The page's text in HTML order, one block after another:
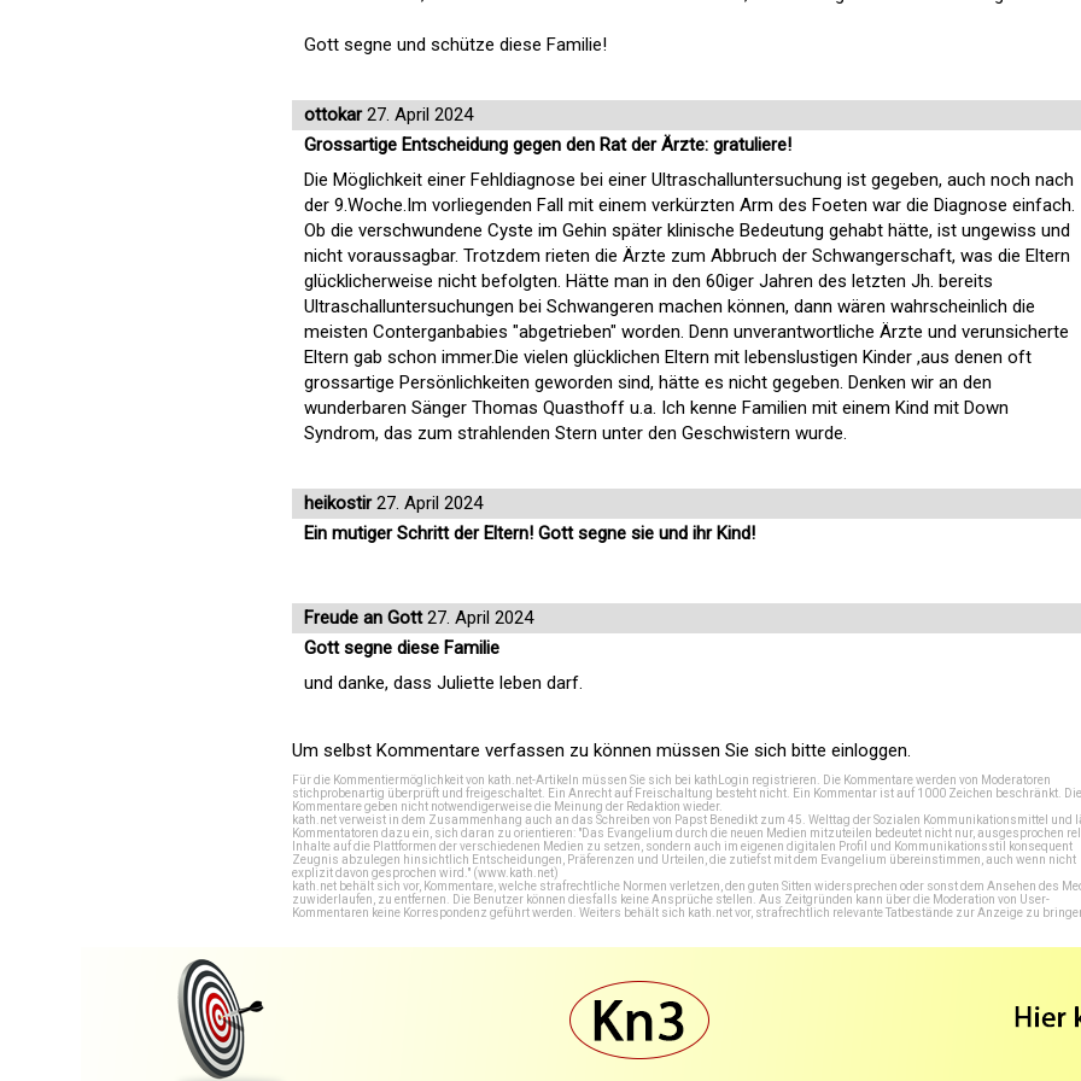
Gott segne und schütze diese Familie!
ottokar27. April 2024
Grossartige Entscheidung gegen den Rat der Ärzte: gratuliere!
Die Möglichkeit einer Fehldiagnose bei einer Ultraschalluntersuchung ist gegeben, auch noch nach
der 9.Woche.Im vorliegenden Fall mit einem verkürzten Arm des Foeten war die Diagnose einfach.
Ob die verschwundene Cyste im Gehin später klinische Bedeutung gehabt hätte, ist ungewiss und
nicht voraussagbar. Trotzdem rieten die Ärzte zum Abbruch der Schwangerschaft, was die Eltern
glücklicherweise nicht befolgten. Hätte man in den 60iger Jahren des letzten Jh. bereits
Ultraschalluntersuchungen bei Schwangeren machen können, dann wären wahrscheinlich die
meisten Conterganbabies "abgetrieben" worden. Denn unverantwortliche Ärzte und verunsicherte
Eltern gab schon immer.Die vielen glücklichen Eltern mit lebenslustigen Kinder ,aus denen oft
grossartige Persönlichkeiten geworden sind, hätte es nicht gegeben. Denken wir an den
wunderbaren Sänger Thomas Quasthoff u.a. Ich kenne Familien mit einem Kind mit Down
Syndrom, das zum strahlenden Stern unter den Geschwistern wurde.
heikostir27. April 2024
Ein mutiger Schritt der Eltern! Gott segne sie und ihr Kind!
Freude an Gott27. April 2024
Gott segne diese Familie
und danke, dass Juliette leben darf.
Um selbst Kommentare verfassen zu können müssen Sie sich bitte einloggen.
Für die Kommentiermöglichkeit von kath.net-Artikeln müssen Sie sich bei kathLogin registrieren . Die Kommentare werden von Moderatoren
stichprobenartig überprüft und freigeschaltet. Ein Anrecht auf Freischaltung besteht nicht. Ein Kommentar ist auf 1000 Zeichen beschränkt. Die
Kommentare geben nicht notwendigerweise die Meinung der Redaktion wieder.
kath.net verweist in dem Zusammenhang auch an das Schreiben von Papst Benedikt zum 45. Welttag der Sozialen Kommunikationsmittel und
Kommentatoren dazu ein, sich daran zu orientieren: "Das Evangelium durch die neuen Medien mitzuteilen bedeutet nicht nur, ausgesprochen
Inhalte auf die Plattformen der verschiedenen Medien zu setzen, sondern auch im eigenen digitalen Profil und Kommunikationsstil konsequent
Zeugnis abzulegen hinsichtlich Entscheidungen, Präferenzen und Urteilen, die zutiefst mit dem Evangelium übereinstimmen, auch wenn nicht
explizit davon gesprochen wird." (www.kath.net)
kath.net behält sich vor, Kommentare, welche strafrechtliche Normen verletzen, den guten Sitten widersprechen oder sonst dem Ansehen des
zuwiderlaufen, zu entfernen. Die Benutzer können diesfalls keine Ansprüche stellen. Aus Zeitgründen kann über die Moderation von User-
Kommentaren keine Korrespondenz geführt werden. Weiters behält sich kath.net vor, strafrechtlich relevante Tatbestände zur Anzeige zu